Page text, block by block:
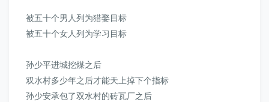
被五十个男人列为猎娶目标
被五十个女人列为学习目标
孙少平进城挖煤之后
双水村多少年之后才能天上掉下个指标
孙少安承包了双水村的砖瓦厂之后